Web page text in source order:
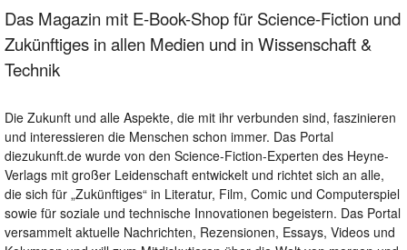
Das Magazin mit E-Book-Shop für Science-Fiction und
Zukünftiges in allen Medien und in Wissenschaft &
Technik
Die Zukunft und alle Aspekte, die mit ihr verbunden sind, faszinieren
und interessieren die Menschen schon immer. Das Portal
diezukunft.de wurde von den Science-Fiction-Experten des Heyne-
Verlags mit großer Leidenschaft entwickelt und richtet sich an alle,
die sich für „Zukünftiges“ in Literatur, Film, Comic und Computerspiel
sowie für soziale und technische Innovationen begeistern. Das Portal
versammelt aktuelle Nachrichten, Rezensionen, Essays, Videos und